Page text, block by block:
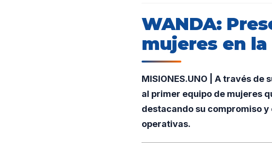
WANDA:
mujeres en
MISIONES.UNO | A través
al primer equipo de mujeres
destacando su compromiso
operativas.